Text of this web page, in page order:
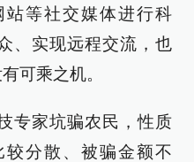
等社交媒体进行科
、实现远程交流，也
可乘之机。
专家坑骗农民，性质
分散、被骗金额不